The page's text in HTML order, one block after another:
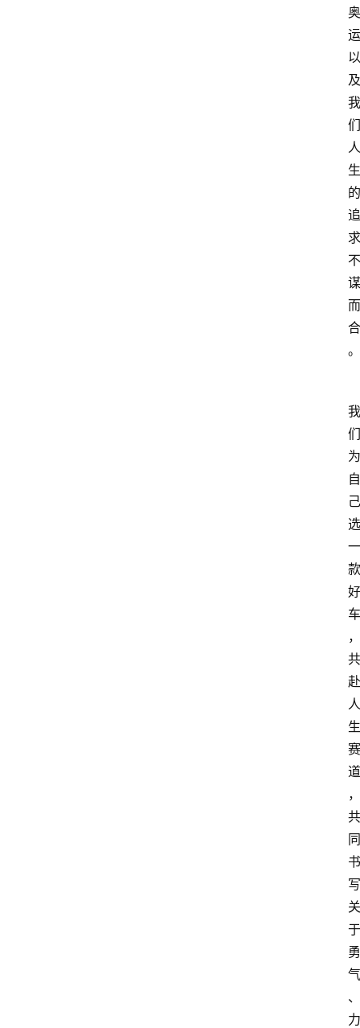
奥
运
以
及
我
们
人
生
的
追
求
不
谋
而
合
。
我
们
为
自
己
选
一
款
好
车
，
共
赴
人
生
赛
道
，
共
同
书
写
关
于
勇
气
、
力